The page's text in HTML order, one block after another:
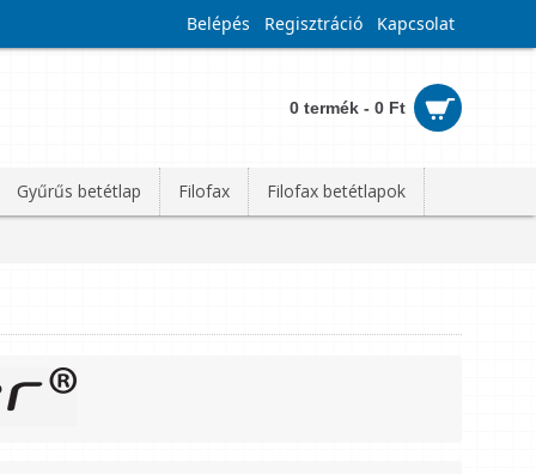
Belépés Regisztráció Kapcsolat
0 termék - 0 Ft
Gyűrűs betétlap Filofax Filofax betétlapok